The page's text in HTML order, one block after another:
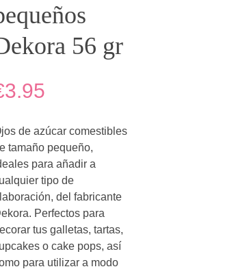
56 gr
de azúcar comestibles
tamaño pequeño,
para añadir a
tipo de
del fabricante
Perfectos para
tus galletas, tartas,
o cake pops, así
para utilizar a modo